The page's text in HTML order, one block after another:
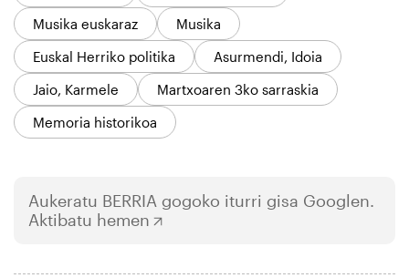
Musika euskaraz
Musika
Euskal Herriko politika
Asurmendi, Idoia
Jaio, Karmele
Martxoaren 3ko sarraskia
Memoria historikoa
Aukeratu BERRIA gogoko iturri gisa Googlen.
Aktibatu hemen